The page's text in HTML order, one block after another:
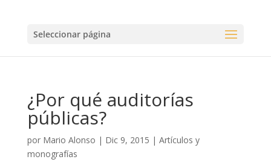
Seleccionar página
¿Por qué auditorías
públicas?
por Mario Alonso | Dic 9, 2015 | Artículos y
monografías